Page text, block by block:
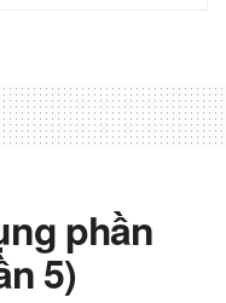
phần
5)